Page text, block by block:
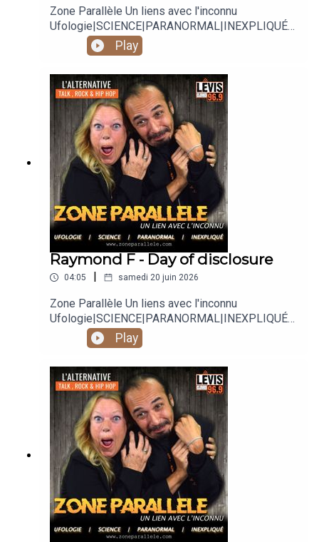
Zone Parallèle Un liens avec l'inconnu
Ufologie|SCIENCE|PARANORMAL|INEXPLIQUÉ
Animé par Carole Lauzé, SteveZ
https://www.facebook.com/zoneparallele
https://www.facebook.com/SteveZ582
https://www.zoneparallele.com/
https://twitter.com/zoneparallele
https://www.youtube.com/@zoneparallele
Play
Raymond F - Day of disclosure
04:05 samedi 20 juin 2026
Zone Parallèle Un liens avec l'inconnu
Ufologie|SCIENCE|PARANORMAL|INEXPLIQUÉ
Animé par Carole Lauzé, SteveZ
https://www.facebook.com/zoneparallele
https://www.facebook.com/SteveZ582
https://www.zoneparallele.com/
https://twitter.com/zoneparallele
https://www.youtube.com/@zoneparallele
Play